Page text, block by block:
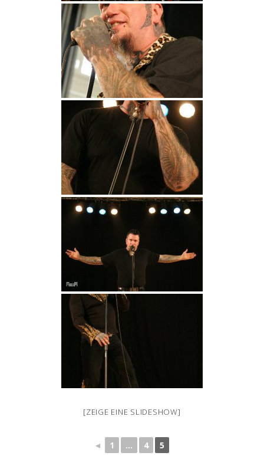
[ZEIGE EINE SLIDESHOW]
◄ 1 ... 4 5